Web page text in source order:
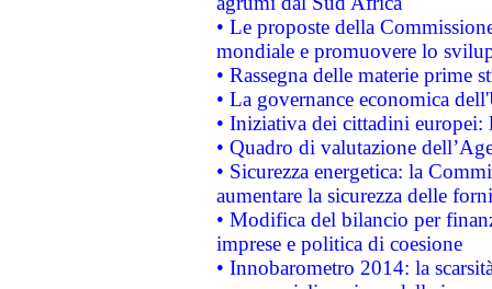
• Le proposte della
mondiale e promuovere lo
• Rassegna delle materie prime
• La governance economica
• Iniziativa dei cittadini
• Quadro di valutazione
• Sicurezza energetica: la
aumentare la sicurezza delle
• Modifica del bilancio per
imprese e politica di coesione
• Innobarometro 2014: la